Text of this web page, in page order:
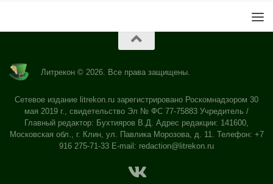
Литрекон © 2026. Все права защищены.
Сетевое издание litrekon.ru зарегистрировано Роскомнадзором 30
мая 2019 г., свидетельство Эл № ФС 77-75883 Учредитель /
Главный редактор: Бухтияров В.Д. Адрес редакции: 141600,
Московская обл., г. Клин, ул. Павлика Морозова, д. 11. Телефон: +7
916 275-71-33 E-mail: redaction@litrekon.ru